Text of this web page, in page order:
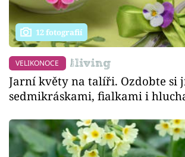
12 fotografií
VELIKONOCE
Jarní květy na talíři. Ozdobte si
sedmikráskami, fialkami i